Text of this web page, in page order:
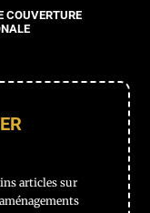
COUVERTURE
articles sur